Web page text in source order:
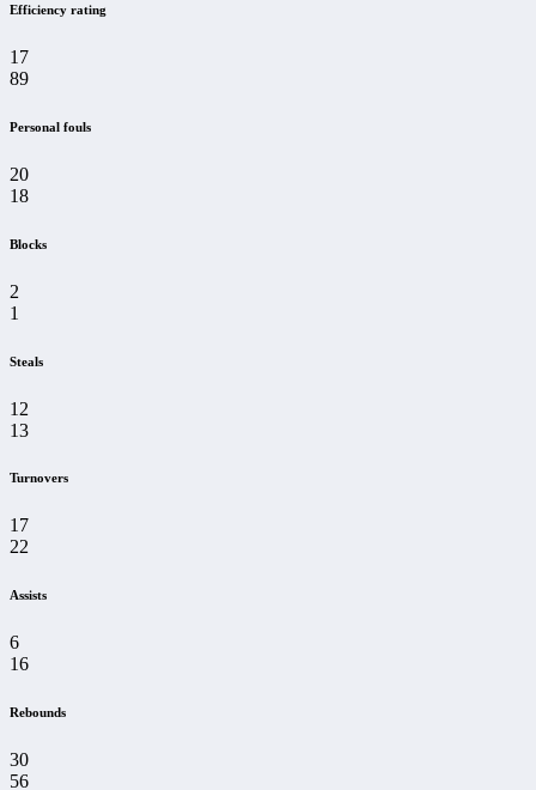
Efficiency rating
17
89
Personal fouls
20
18
Blocks
2
1
Steals
12
13
Turnovers
17
22
Assists
6
16
Rebounds
30
56